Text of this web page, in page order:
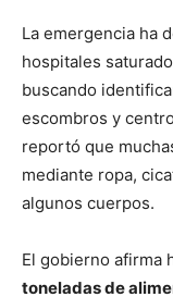
La emergencia ha
hospitales
buscando
escombros y
reportó que
mediante ropa,
algunos cuerpos.
El gobierno afirma
toneladas de